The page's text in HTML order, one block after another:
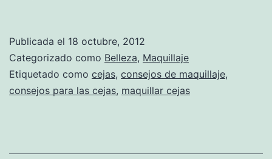
Publicada el 18 octubre, 2012
Categorizado como Belleza, Maquillaje
Etiquetado como cejas, consejos de maquillaje,
consejos para las cejas, maquillar cejas